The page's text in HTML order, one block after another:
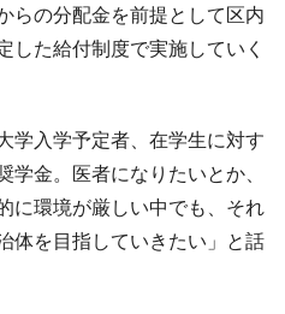
らの分配金を前提として区内
した給付制度で実施していく
学入学予定者、在学生に対す
金。医者になりたいとか、
に環境が厳しい中でも、それ
体を目指していきたい」と話